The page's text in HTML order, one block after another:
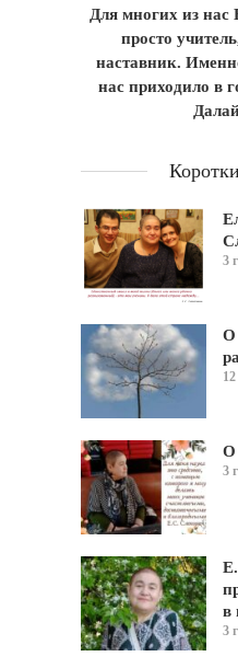
Для многих из нас
просто
наставник.
нас приходило в
3
О
О
3
в
3